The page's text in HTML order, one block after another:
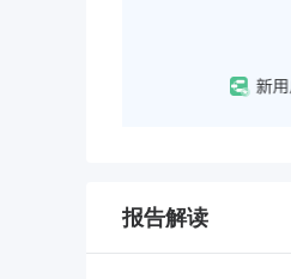
报告解读